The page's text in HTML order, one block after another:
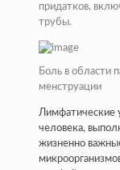
придатков,
трубы.
Боль в области
менструации
Лимфатические
человека,
жизненно